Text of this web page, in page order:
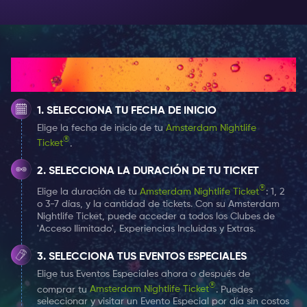
expertos que le mantendrán fresco toda la noche (a
la venta durante el evento).
Música increíble
: Baila al ritmo de nuestros increíbles
DJ, que pinchan los temas más candentes para que
te muevas.
Una multitud de juerguistas: diviértase con un público
animado y amante de la diversión.
Playa única Pink City
: Descubre el encanto de nuestra
playa de temática única, perfecta para momentos
Instagrammables.
Vibraciones tropicales: Siente el ambiente veraniego
con palmeras, arena entre los dedos de los pies y un
entorno tropical que te hace olvidar que estás en la
ciudad.
Delicias de comida callejera : Satisfaga sus antojos
con una variedad de deliciosos platos de comida
¿Cómo funciona?
SELECCIONA TU FECHA DE INICIO
Elige la fecha de inicio de tuAmsterdam Nightlife
Ticket®.
SELECCIONA LA DURACIÓN DE TU TICKET
Elige la duración de tuAmsterdam Nightlife Ticket®: 1, 2
o 3-7 días, y la cantidad de tickets. Con su Amsterdam
Nightlife Ticket, puede acceder a todos los Clubes de
'Acceso Ilimitado', Experiencias Incluidas y Extras.
SELECCIONA TUS EVENTOS ESPECIALES
Elige tus Eventos Especiales ahora o después de
comprar tu Amsterdam Nightlife Ticket®. Puedes
seleccionar y visitar un Evento Especial por día sin costos